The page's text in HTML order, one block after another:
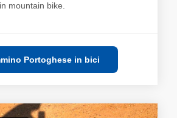
mountain bike.
Portoghese in bici